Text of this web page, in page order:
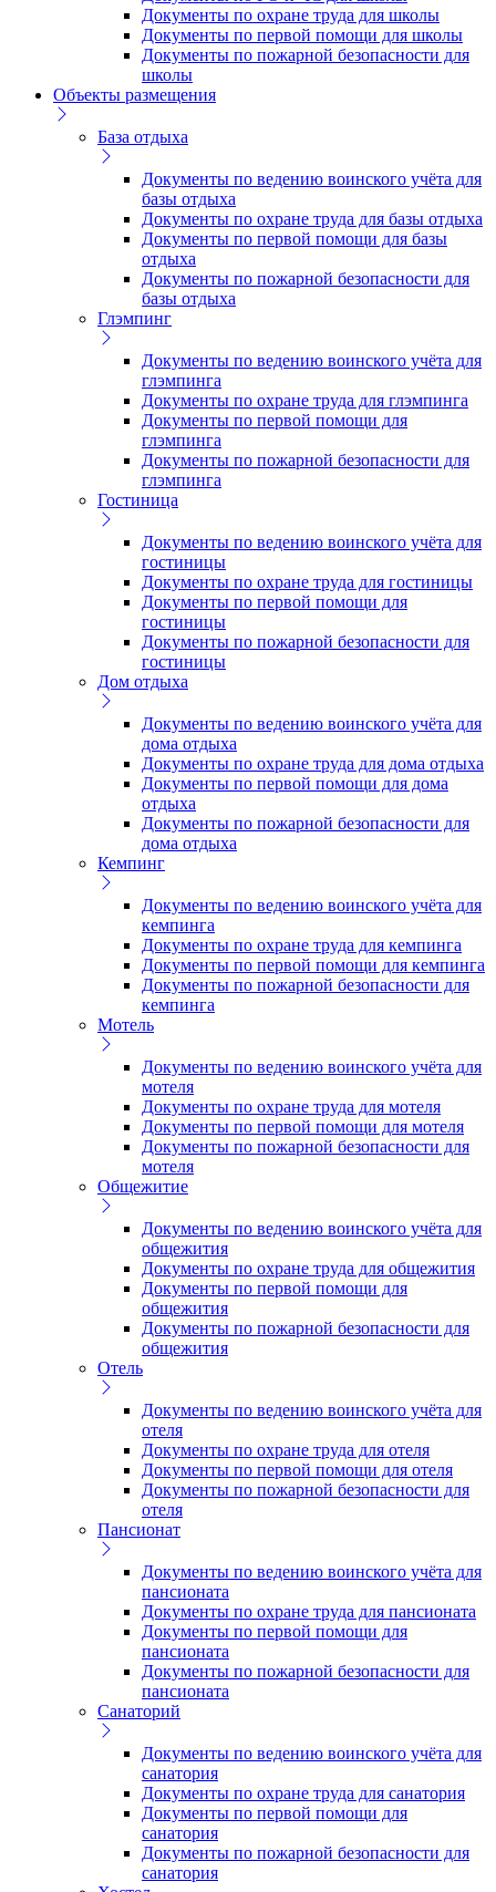
Документы по охране труда для школы
Документы по первой помощи для школы
Документы по пожарной безопасности для
школы
Объекты размещения
База отдыха
Документы по ведению воинского учёта для
базы отдыха
Документы по охране труда для базы отдыха
Документы по первой помощи для базы
отдыха
Документы по пожарной безопасности для
базы отдыха
Глэмпинг
Документы по ведению воинского учёта для
глэмпинга
Документы по охране труда для глэмпинга
Документы по первой помощи для
глэмпинга
Документы по пожарной безопасности для
глэмпинга
Гостиница
Документы по ведению воинского учёта для
гостиницы
Документы по охране труда для гостиницы
Документы по первой помощи для
гостиницы
Документы по пожарной безопасности для
гостиницы
Дом отдыха
Документы по ведению воинского учёта для
дома отдыха
Документы по охране труда для дома отдыха
Документы по первой помощи для дома
отдыха
Документы по пожарной безопасности для
дома отдыха
Кемпинг
Документы по ведению воинского учёта для
кемпинга
Документы по охране труда для кемпинга
Документы по первой помощи для кемпинга
Документы по пожарной безопасности для
кемпинга
Мотель
Документы по ведению воинского учёта для
мотеля
Документы по охране труда для мотеля
Документы по первой помощи для мотеля
Документы по пожарной безопасности для
мотеля
Общежитие
Документы по ведению воинского учёта для
общежития
Документы по охране труда для общежития
Документы по первой помощи для
общежития
Документы по пожарной безопасности для
общежития
Отель
Документы по ведению воинского учёта для
отеля
Документы по охране труда для отеля
Документы по первой помощи для отеля
Документы по пожарной безопасности для
отеля
Пансионат
Документы по ведению воинского учёта для
пансионата
Документы по охране труда для пансионата
Документы по первой помощи для
пансионата
Документы по пожарной безопасности для
пансионата
Санаторий
Документы по ведению воинского учёта для
санатория
Документы по охране труда для санатория
Документы по первой помощи для
санатория
Документы по пожарной безопасности для
санатория